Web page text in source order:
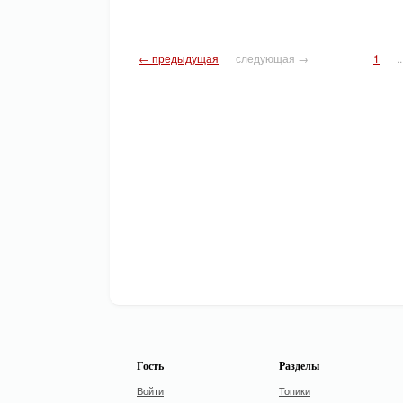
← предыдущая следующая → 1
Гость
Войти
Разделы
Топики